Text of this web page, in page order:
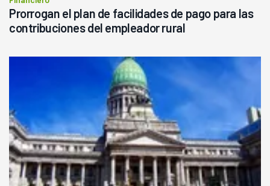
Prorrogan el plan de facilidades de pago para las
contribuciones del empleador rural